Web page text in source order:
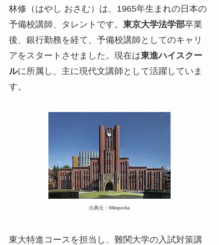
林修（はやし おさむ）は、1965年生まれの日本の
予備校講師、タレントです。 東京大学法学部卒業
後、銀行勤務を経て、予備校講師としてのキャリ
アをスタートさせました。現在は東進ハイスクー
ルに所属し、主に現代文講師として活躍していま
す。
出典元：Wikipedia
東大特進コースを担当し、難関大学の入試対策講